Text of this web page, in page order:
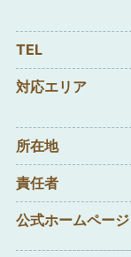
TEL
対応エリア
所在地
責任者
公式ホームページ